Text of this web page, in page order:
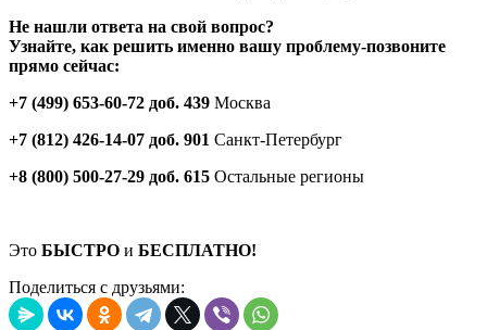
Не нашли ответа на свой вопрос?
Узнайте, как решить именно вашу проблему-позвоните
прямо сейчас:
+7 (499) 653-60-72 доб. 439 Москва
+7 (812) 426-14-07 доб. 901 Санкт-Петербург
+8 (800) 500-27-29 доб. 615 Остальные регионы
Это БЫСТРО и БЕСПЛАТНО!
Поделиться с друзьями: